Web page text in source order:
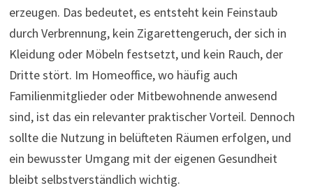
erzeugen. Das bedeutet, es entsteht kein Feinstaub
durch Verbrennung, kein Zigarettengeruch, der sich in
Kleidung oder Möbeln festsetzt, und kein Rauch, der
Dritte stört. Im Homeoffice, wo häufig auch
Familienmitglieder oder Mitbewohnende anwesend
sind, ist das ein relevanter praktischer Vorteil. Dennoch
sollte die Nutzung in belüfteten Räumen erfolgen, und
ein bewusster Umgang mit der eigenen Gesundheit
bleibt selbstverständlich wichtig.